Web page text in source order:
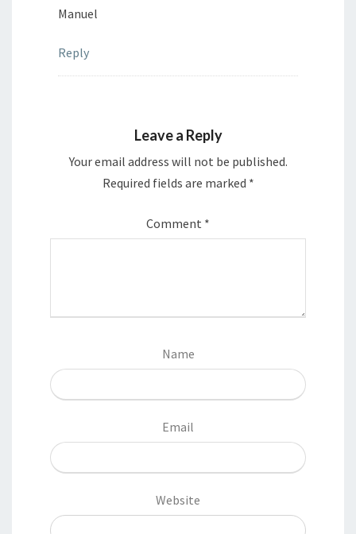
Manuel
Reply
Leave a Reply
Your email address will not be published.
Required fields are marked *
Comment *
Name
Email
Website